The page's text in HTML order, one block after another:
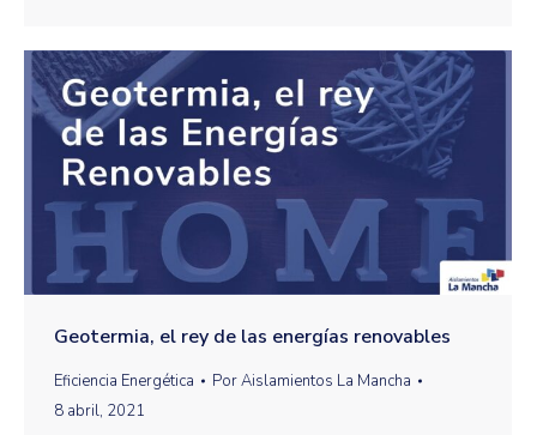
Geotermia, el rey de las energías renovables
Eficiencia Energética PorAislamientos La Mancha
8 abril, 2021